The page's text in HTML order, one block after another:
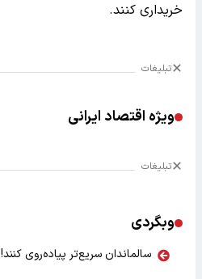
خریداری کنند.
تبلیغات
ویژه اقتصاد ایرانی
تبلیغات
وبگردی
سالماندان سریع‌تر پیاده‌روی کنند!